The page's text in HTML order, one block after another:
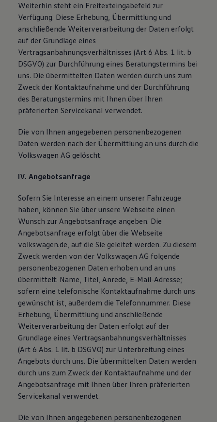
Weiterhin steht ein Freitexteingabefeld zur
Verfügung. Diese Erhebung, Übermittlung und
anschließende Weiterverarbeitung der Daten erfolgt
auf der Grundlage eines
Vertragsanbahnungsverhältnisses (Art 6 Abs. 1 lit. b
DSGVO) zur Durchführung eines Beratungstermins bei
uns. Die übermittelten Daten werden durch uns zum
Zweck der Kontaktaufnahme und der Durchführung
des Beratungstermins mit Ihnen über Ihren
präferierten Servicekanal verwendet.
Die von Ihnen angegebenen personenbezogenen
Daten werden nach der Übermittlung an uns durch die
Volkswagen AG gelöscht.
IV. Angebotsanfrage
Sofern Sie Interesse an einem unserer Fahrzeuge
haben, können Sie über unsere Webseite einen
Wunsch zur Angebotsanfrage angeben. Die
Angebotsanfrage erfolgt über die Webseite
volkswagen.de, auf die Sie geleitet werden. Zu diesem
Zweck werden von der Volkswagen AG folgende
personenbezogenen Daten erhoben und an uns
übermittelt: Name, Titel, Anrede, E-Mail-Adresse;
sofern eine telefonische Kontaktaufnahme durch uns
gewünscht ist, außerdem die Telefonnummer. Diese
Erhebung, Übermittlung und anschließende
Weiterverarbeitung der Daten erfolgt auf der
Grundlage eines Vertragsanbahnungsverhältnisses
(Art 6 Abs. 1 lit. b DSGVO) zur Unterbreitung eines
Angebots durch uns. Die übermittelten Daten werden
durch uns zum Zweck der Kontaktaufnahme und der
Angebotsanfrage mit Ihnen über Ihren präferierten
Servicekanal verwendet.
Die von Ihnen angegebenen personenbezogenen